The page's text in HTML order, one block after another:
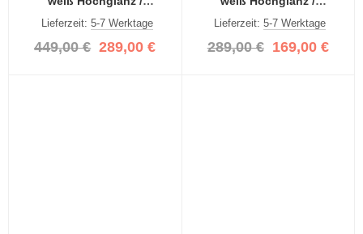
Lieferzeit: 5-7 Werktage
449,00 € 289,00 €
Lieferzeit:5-7 Werktage
289,00 € 169,00 €